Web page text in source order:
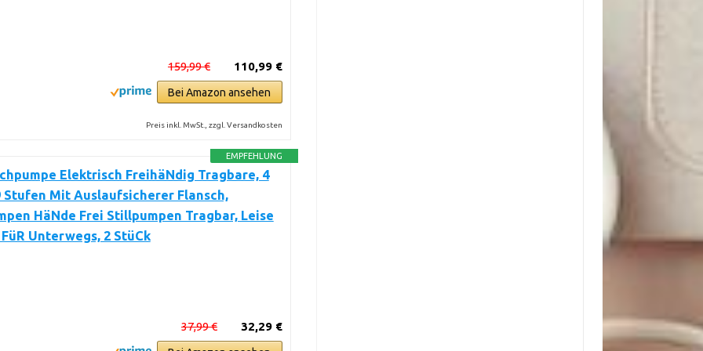
110,99 €
159,99 €
Bei Amazon ansehen
Preis inkl. MwSt., zzgl. Versandkosten
EMPFEHLUNG
Elektrisch FreihäNdig Tragbare, 4
Stufen Mit Auslaufsicherer Flansch,
HäNde Frei Stillpumpen Tragbar, Leise
Unterwegs, 2 StüCk
32,29 €
37,99 €